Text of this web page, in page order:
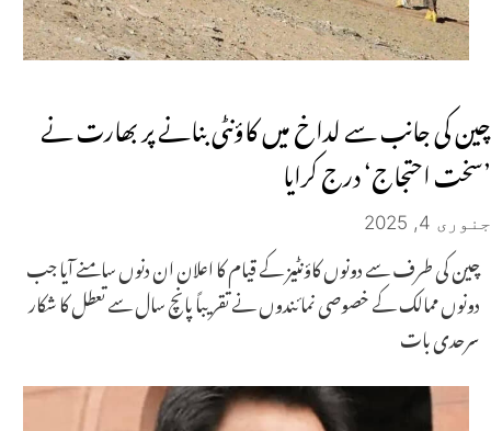
چین کی جانب سے لداخ میں کاؤنٹی بنانے پر بھارت نے
’سخت احتجاج‘ درج کرایا
جنوری 4, 2025
چین کی طرف سے دونوں کاؤنٹیز کے قیام کا اعلان ان دنوں سامنے آیا جب
دونوں ممالک کے خصوصی نمائندوں نے تقریباً پانچ سال سے تعطل کا شکار
سرحدی بات